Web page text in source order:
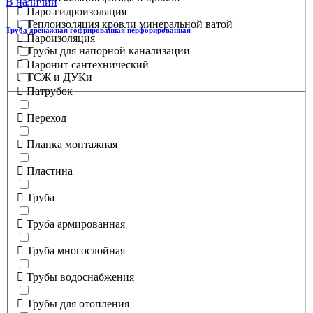
Теплоизоляция кровли минеральной ватой
Трубы для напорной канализации
ТСЖ и ДУКи
Паро-гидроизоляция
Пароизоляция
Паронит сантехнический
Патрубок
Переход
Планка монтажная
Пластина
Труба
Труба армированная
Труба многослойная
Трубы водоснабжения
Трубы для отопления
Труба дренажная гофрированная перфорированная